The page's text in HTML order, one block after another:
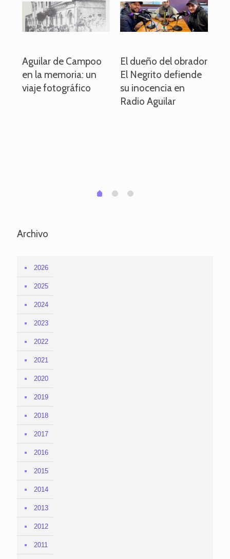
Aguilar de Campoo
en la memoria: un
viaje fotográfico
El dueño del obrador
El Negrito defiende
su inocencia en
Radio Aguilar
0 1 2
Archivo
2026
2025
2024
2023
2022
2021
2020
2019
2018
2017
2016
2015
2014
2013
2012
2011